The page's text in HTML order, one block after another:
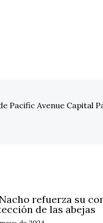
Pacific Avenue Capital
refuerza su
de las abejas